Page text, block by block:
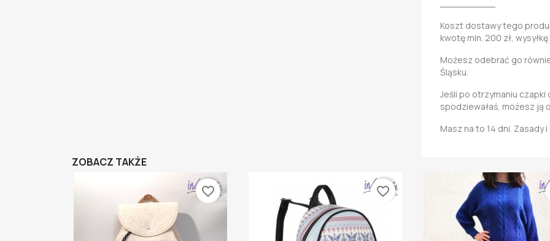
Koszt dostawy tego
kwotę min. 200 zł,
Możesz odebrać go
Śląsku.
Jeśli po otrzymaniu
spodziewałaś, możesz ją
Masz na to 14 dni.
ZOBACZ TAKŻE
favorite_border favorite_border